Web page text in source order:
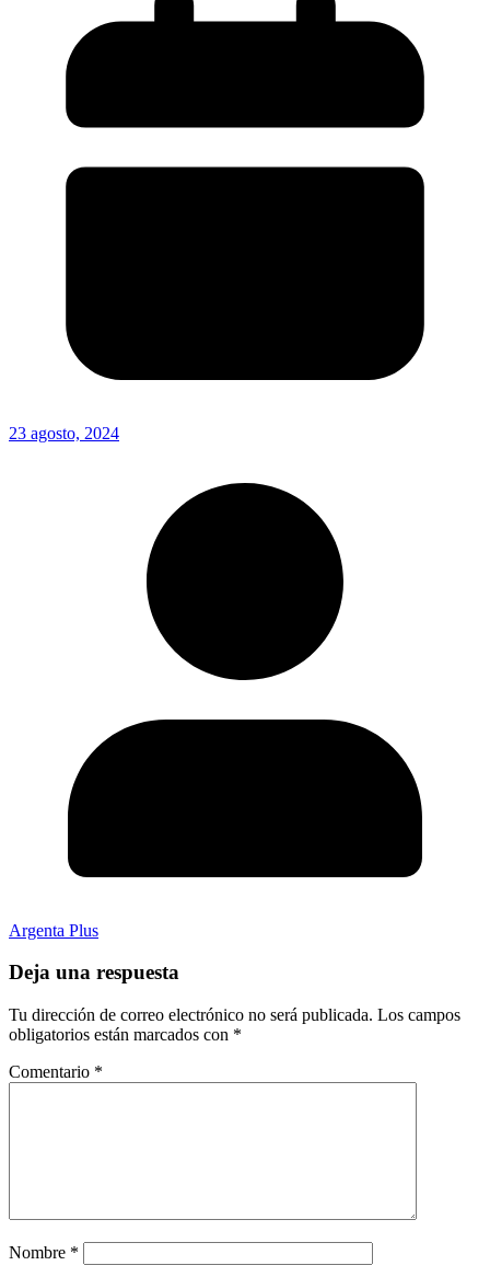
23 agosto, 2024
Argenta Plus
Deja una respuesta
Tu dirección de correo electrónico no será publicada. Los campos
obligatorios están marcados con *
Comentario *
Nombre *